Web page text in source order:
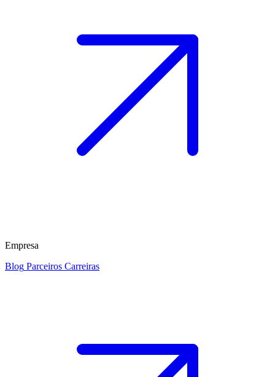
Empresa
Blog Parceiros Carreiras